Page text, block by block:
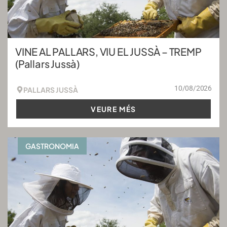
VINE AL PALLARS, VIU EL JUSSÀ – TREMP
(Pallars Jussà)
PALLARS JUSSÀ 10/08/2026
VEURE MÉS
GASTRONOMIA